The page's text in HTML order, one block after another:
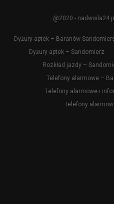
@2020 -
Dyżury aptek – Baranów
Dyżury aptek – Sandomierz
Rozkład jazdy –
Telefony alarmowe –
Telefony alarmowe i
Telefony